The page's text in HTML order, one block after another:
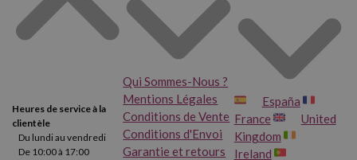
Heures de service à la
clientèle
Du lundi au vendredi
De 10:00 à 17:00
Qui Sommes-Nous ?
Mentions Légales
Conditions de Vente
Conditions d'Envoi
Garantie et retours
España
France
United
Kingdom
Ireland